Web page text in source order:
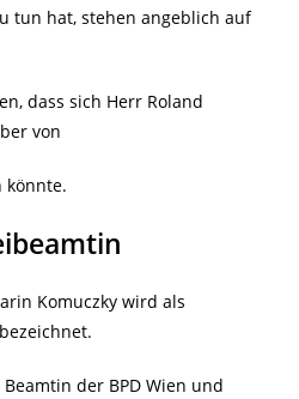
tun hat, stehen angeblich auf
dass sich Herr Roland
von
könnte.
Komuczky wird als
der BPD Wien und